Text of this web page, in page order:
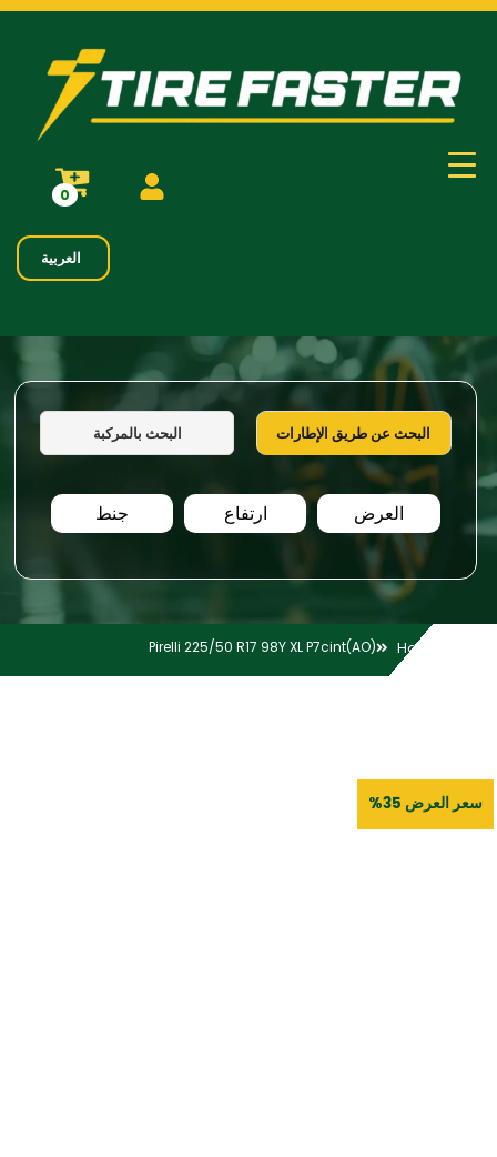
0
العربية
البحث عن طريق الإطارات البحث بالمركبة
العرض ارتفاع جنط
Home
Pirelli 225/50 R17 98Y XL P7cint(AO)
سعر العرض 35%